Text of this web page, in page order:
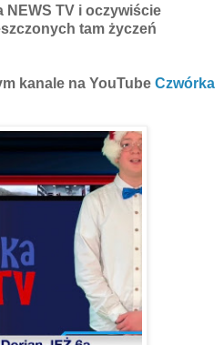
NEWS TV i oczywiście
tam życzeń
kanale na YouTube Czwórka